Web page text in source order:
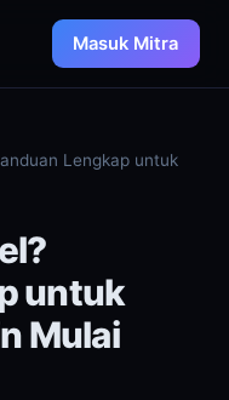
Masuk Mitra
Lengkap untuk
untuk
Mulai